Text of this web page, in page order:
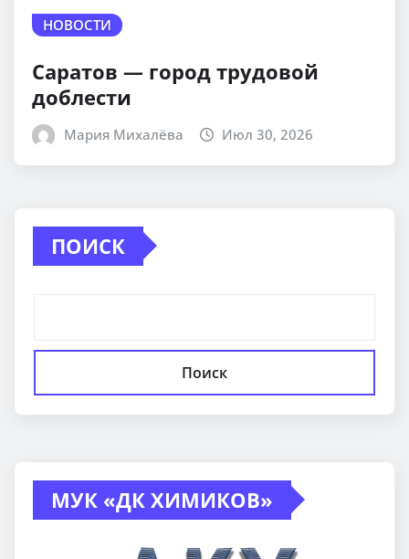
НОВОСТИ
Саратов — город трудовой
доблести
Мария Михалёва Июл 30, 2026
ПОИСК
Поиск
МУК «ДК ХИМИКОВ»